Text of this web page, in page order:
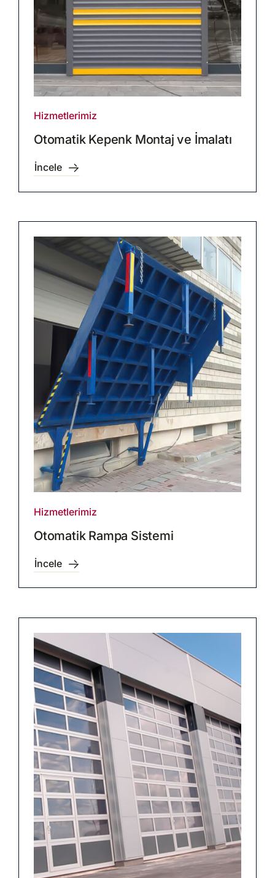
Hizmetlerimiz
Otomatik Kepenk Montaj ve İmalatı
İncele
Hizmetlerimiz
Otomatik Rampa Sistemi
İncele